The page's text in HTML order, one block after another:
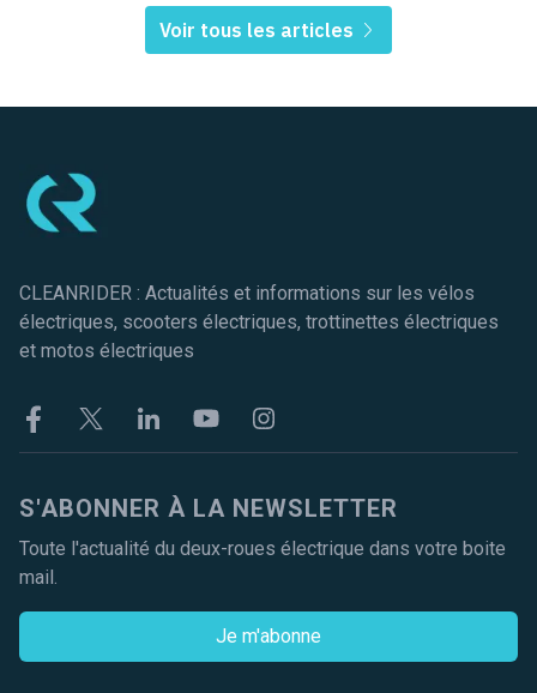
Voir tous les articles
CLEANRIDER : Actualités et informations sur les vélos
électriques, scooters électriques, trottinettes électriques
et motos électriques
FacebookTwitter LinkekinYoutubeInstagram
S'ABONNER À LA NEWSLETTER
Toute l'actualité du deux-roues électrique dans votre boite
mail.
Je m'abonne